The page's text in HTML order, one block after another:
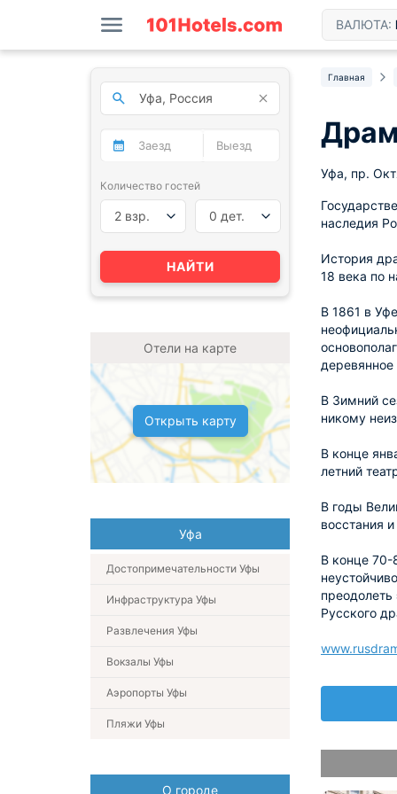
ВАЛЮТА:
Главная
Уфа, пр.
наследия
История
18 века по
В 1861 в
деревянное
В Зимний
никому
В конце
летний
В годы
восстания
В конце 70-
Русского
Количество гостей
2 взр. 0 дет.
НАЙТИ
Отели на карте
Открыть карту
Уфа
Достопримечательности Уфы
Инфраструктура Уфы
Развлечения Уфы
Вокзалы Уфы
Аэропорты Уфы
Пляжи Уфы
О городе